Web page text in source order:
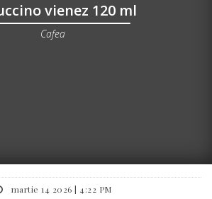
vienez 120 ml
Cafea
martie 14 2026 | 4:22 PM